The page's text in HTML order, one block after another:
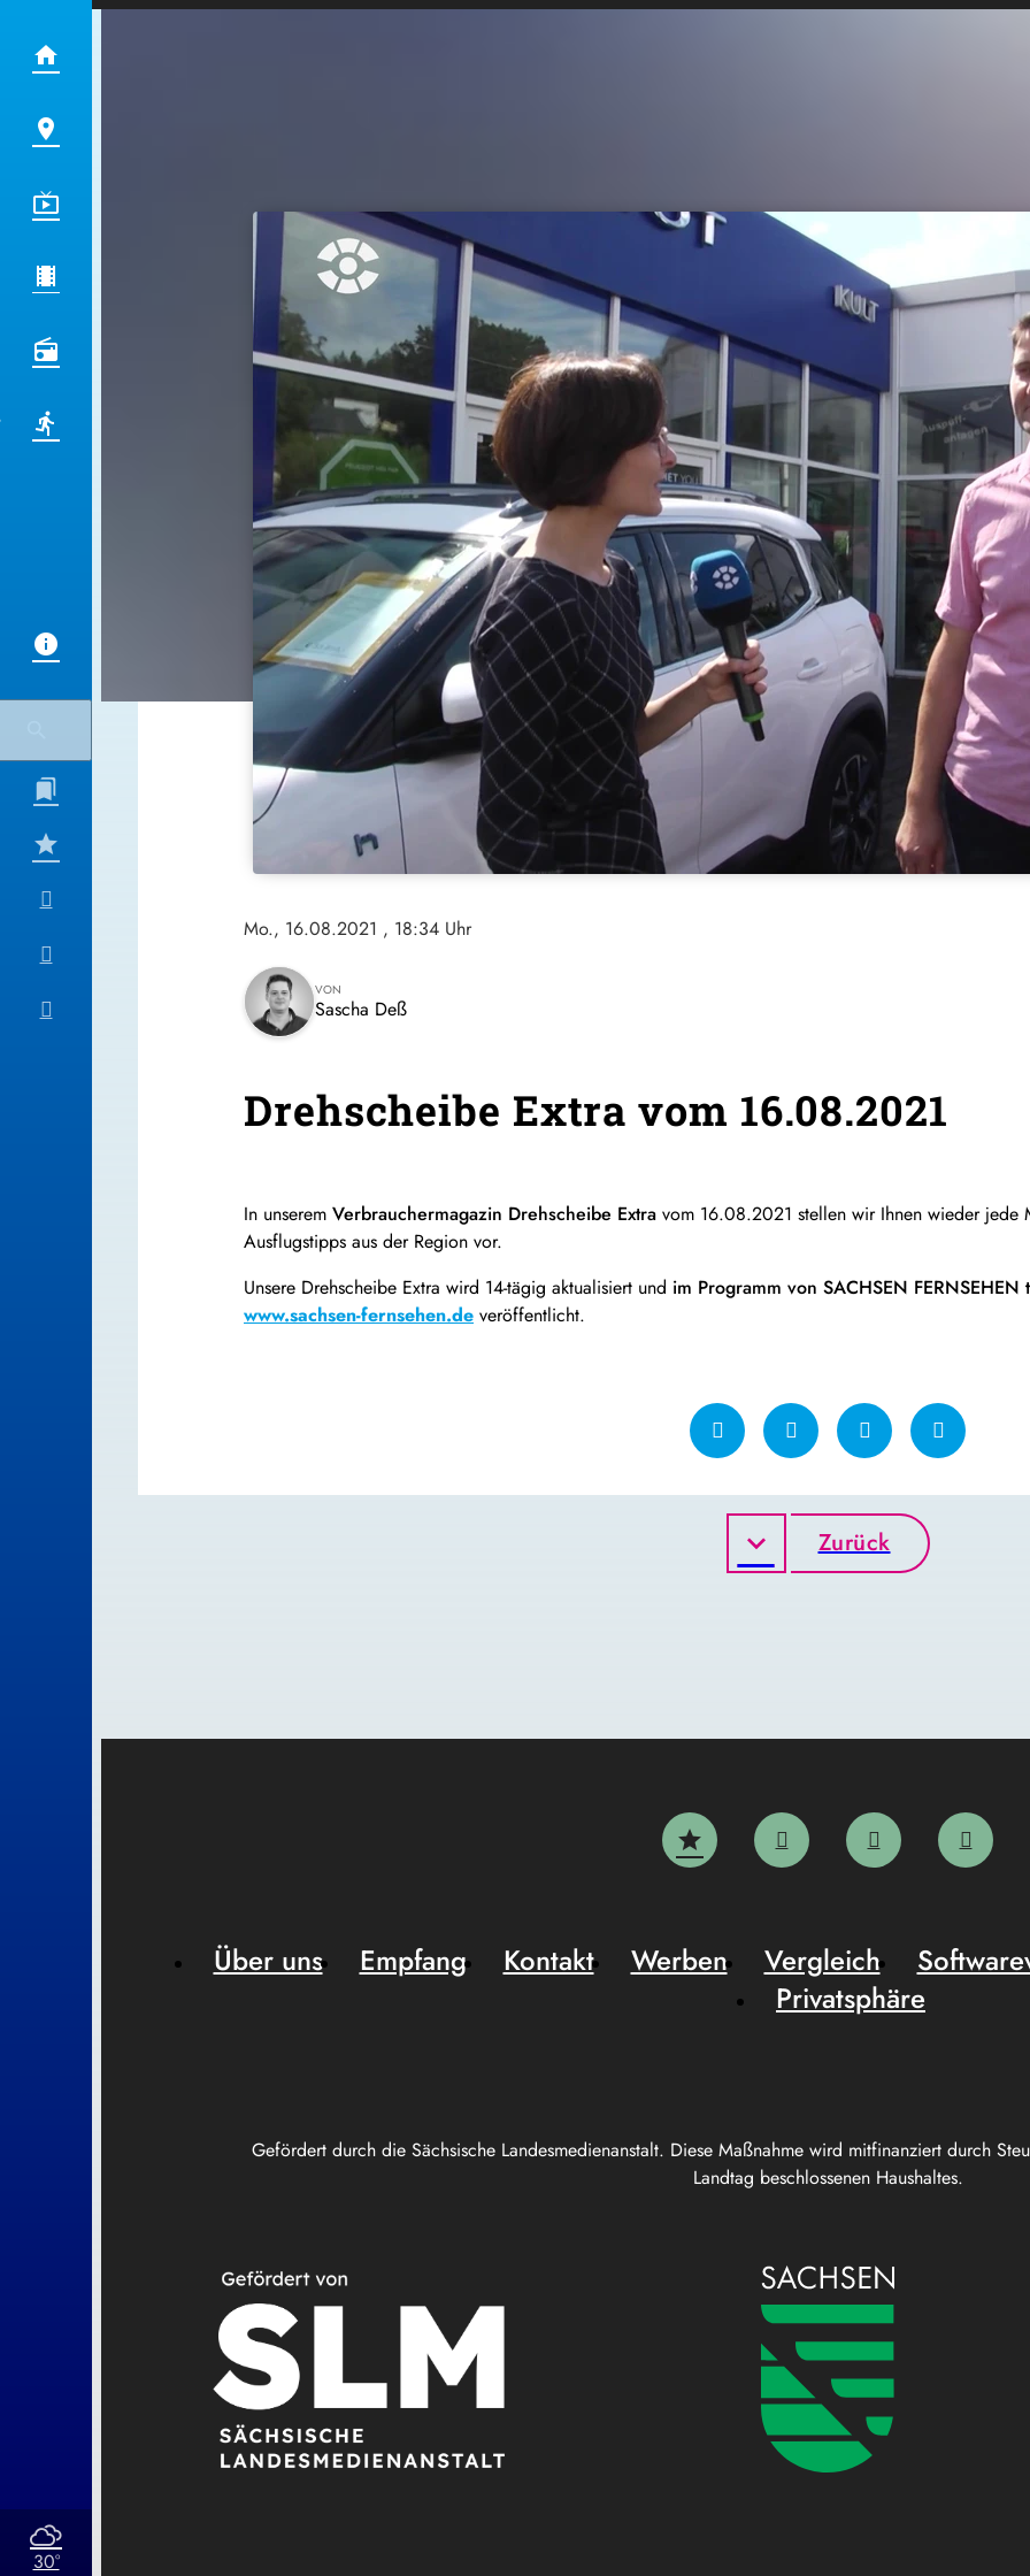
30°
Mo., 16.08.2021 , 18:34 Uhr
VON
Sascha Deß
Drehscheibe Extra vom 16.08.2021
In unserem Verbrauchermagazin Drehscheibe Extra vom 16.08.2021 stellen wir Ihnen wieder jede
Ausflugstipps aus der Region vor.
Unsere Drehscheibe Extra wird 14-tägig aktualisiert und im Programm von SACHSEN
www.sachsen-fernsehen.de veröffentlicht.
Zurück
Gefördert durch die Sächsische Landesmedienanstalt. Diese Maßnahme wird mitfinanziert durch
Landtag beschlossenen Haushaltes.
Über uns Empfang Kontakt Werben Vergleich
Privatsphäre